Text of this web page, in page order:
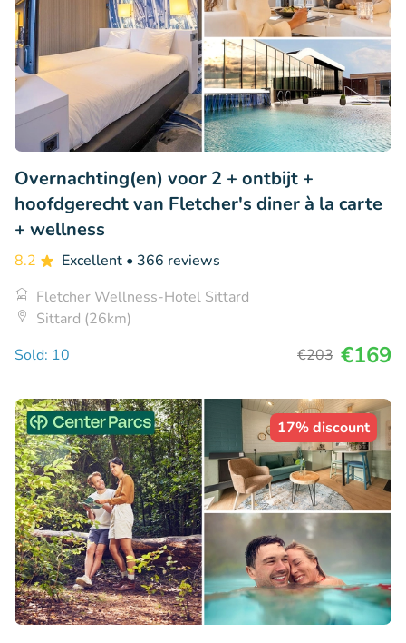
Overnachting(en) voor 2 + ontbijt +
hoofdgerecht van Fletcher's diner à la carte
+ wellness
8.2 Excellent • 366 reviews
Fletcher Wellness-Hotel Sittard
Sittard (26km)
Sold: 10
€203 €169
17% discount